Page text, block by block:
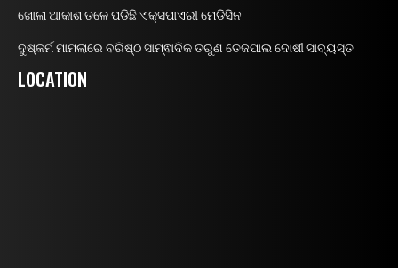
ଖୋଲା ଆକାଶ ତଳେ ପଡିଛି ଏକ୍ସପାଏରୀ ମେଡିସିନ
ଦୁଷ୍କର୍ମ ମାମଲାରେ ବରିଷ୍ଠ ସାମ୍ଵାଦିକ ତରୁଣ ତେଜପାଲ ଦୋଷୀ ସାବ୍ୟସ୍ତ
LOCATION